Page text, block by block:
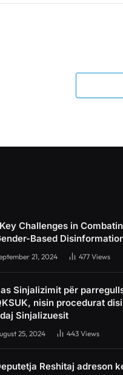
Challenges in
Based
21, 2024 477 Views
Sinjalizimit për
nisin procedurat
Sinjalizuesit
25, 2024 443 Views
Reshitaj adreson